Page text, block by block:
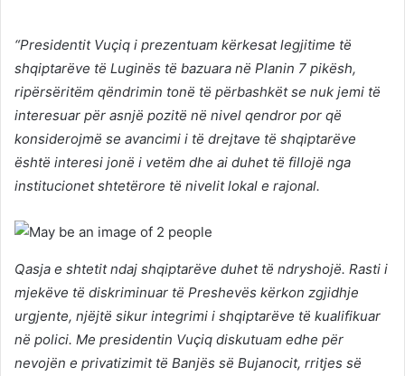
“Presidentit Vuçiq i prezentuam kërkesat legjitime të
shqiptarëve të Luginës të bazuara në Planin 7 pikësh,
ripërsëritëm qëndrimin tonë të përbashkët se nuk jemi të
interesuar për asnjë pozitë në nivel qendror por që
konsiderojmë se avancimi i të drejtave të shqiptarëve
është interesi jonë i vetëm dhe ai duhet të fillojë nga
institucionet shtetërore të nivelit lokal e rajonal.
Qasja e shtetit ndaj shqiptarëve duhet të ndryshojë. Rasti i
mjekëve të diskriminuar të Preshevës kërkon zgjidhje
urgjente, njëjtë sikur integrimi i shqiptarëve të kualifikuar
në polici. Me presidentin Vuçiq diskutuam edhe për
nevojën e privatizimit të Banjës së Bujanocit, rritjes së